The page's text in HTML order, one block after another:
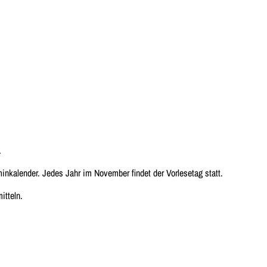
Jedes Jahr im November findet der Vorlesetag statt.